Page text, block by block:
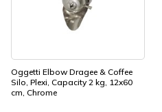
Oggetti Elbow Dragee & Coffee
Silo, Plexi, Capacity 2 kg, 12x60
cm, Chrome